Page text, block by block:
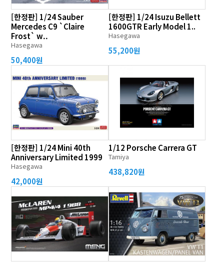
[한정판] 1/24 Sauber
Mercedes C9 `Claire
Frost` w..
Hasegawa
50,400원
[한정판] 1/24 Isuzu Bellett
1600GTR Early Model 1..
Hasegawa
55,200원
[한정판] 1/24 Mini 40th
Anniversary Limited 1999
Hasegawa
42,000원
1/12 Porsche Carrera GT
Tamiya
438,820원